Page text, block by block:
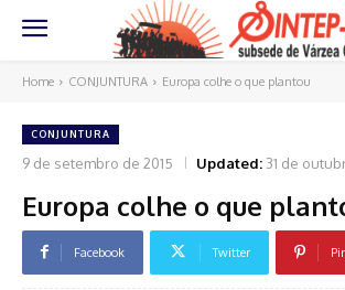
Home CONJUNTURA Europa colhe o que plantou
CONJUNTURA
9 de setembro de 2015 Updated: 31 de
Europa colhe o que
Facebook Twitter